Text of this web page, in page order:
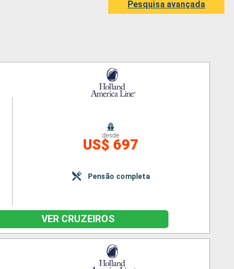
Pesquisa avançada
desde
US$ 697
Pensão completa
VER CRUZEIROS